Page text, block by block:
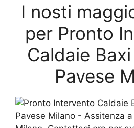
I nosti
per Pronto
Caldaie
Pavese